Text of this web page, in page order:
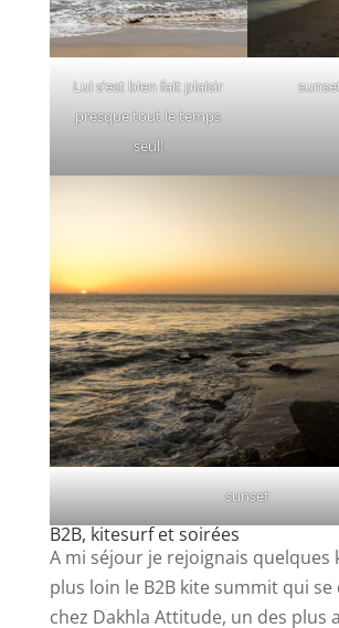
Lui s’est bien fait plaisir
presque tout le temps
seul!
sunset
B2B, kitesurf et soirées
A mi séjour je rejoignais quelques
plus loin le B2B kite summit qui
chez Dakhla Attitude, un des plus